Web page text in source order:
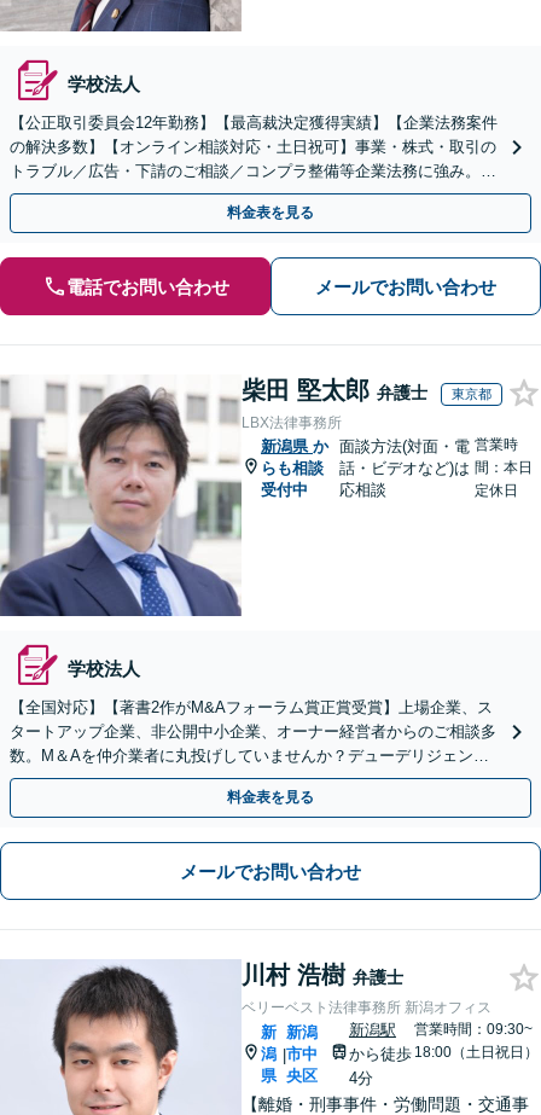
学校法人
【公正取引委員会12年勤務】【最高裁決定獲得実績】【企業法務案件
の解決多数】【オンライン相談対応・土日祝可】事業・株式・取引の
トラブル／広告・下請のご相談／コンプラ整備等企業法務に強み。株
式の相続／誹謗中傷対策／不動産問題まで幅広く対応！
料金表を見る
電話でお問い合わせ メールでお問い合わせ
柴田 堅太郎 弁護士 東京都
LBX法律事務所
新潟県 か
らも相談
受付中
面談方法(対面・電
話・ビデオなど)は
応相談
営業時
間：本日
定休日
学校法人
【全国対応】【著書2作がM&Aフォーラム賞正賞受賞】上場企業、ス
タートアップ企業、非公開中小企業、オーナー経営者からのご相談多
数。M＆Aを仲介業者に丸投げしていませんか？デューデリジェンス
や契約書作成・交渉はお任せください【初回無料】
料金表を見る
メールでお問い合わせ
川村 浩樹 弁護士
ベリーベスト法律事務所 新潟オフィス
新
潟
県
|
新潟
市中
央区
新潟駅
から徒歩
4分
営業時間：09:30~
18:00（土日祝日）
【離婚・刑事事件・労働問題・交通事